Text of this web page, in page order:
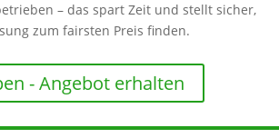
– das spart Zeit und stellt sicher,
zum fairsten Preis finden.
- Angebot erhalten